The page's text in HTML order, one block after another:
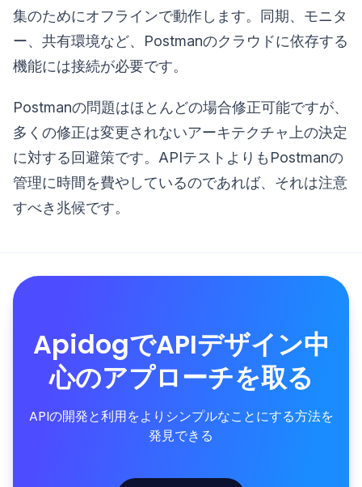
集のためにオフラインで動作します。同期、モニタ
ー、共有環境など、Postmanのクラウドに依存する
機能には接続が必要です。
Postmanの問題はほとんどの場合修正可能ですが、
多くの修正は変更されないアーキテクチャ上の決定
に対する回避策です。APIテストよりもPostmanの
管理に時間を費やしているのであれば、それは注意
すべき兆候です。
ApidogでAPIデザイン中
心のアプローチを取る
APIの開発と利用をよりシンプルなことにする方法を
発見できる